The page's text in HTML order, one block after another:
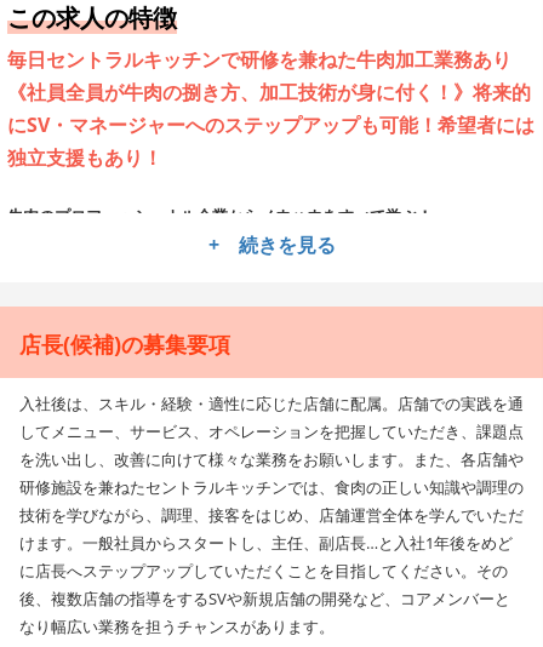
この求人の特徴
毎日セントラルキッチンで研修を兼ねた牛肉加工業務あり
《社員全員が牛肉の捌き方、加工技術が身に付く！》将来的
にSV・マネージャーへのステップアップも可能！希望者には
独立支援もあり！
牛肉のプロフェッショナル企業からノウハウをすべて学ぶ！
業者任せではなく自分たちで農家を選び、血統や餌を選別し、適度な霜降
れから加工、販売、またそのノウハウを活かした飲食店を経営している萬
野屋では、店長候補を募集しています。牛肉に関するすべてのことが学べ
る環境だから、プロフェッショナルへと成長できますよ！
毎日スキルアップできる手厚い研修制度
現在、焼肉を中心に5ブランド8店舗を運営中。萬野屋自慢の牛肉を、それ
ぞれが違ったコンセプトで提供しています。特に特徴的なのは、各店舗で
実施している”一切れ売り”。牛肉の本当に美味しい部分を味わっていただ
きたいと思うからこそ、手間ひまをしっかりかけている究極の肉専門店で
す。毎日全員がセントラルキッチンに集い、肉の捌き方から隠し包丁の入
れ方、美味しい食べ方などをしっかりと学び、実践に活かせるので、毎日
+ 続きを見る
店長(候補)の募集要項
入社後は、スキル・経験・適性に応じた店舗に配属。店舗での実践を通
してメニュー、サービス、オペレーションを把握していただき、課題点
を洗い出し、改善に向けて様々な業務をお願いします。また、各店舗や
研修施設を兼ねたセントラルキッチンでは、食肉の正しい知識や調理の
技術を学びながら、調理、接客をはじめ、店舗運営全体を学んでいただ
けます。一般社員からスタートし、主任、副店長…と入社1年後をめど
に店長へステップアップしていただくことを目指してください。その
後、複数店舗の指導をするSVや新規店舗の開発など、コアメンバーと
なり幅広い業務を担うチャンスがあります。